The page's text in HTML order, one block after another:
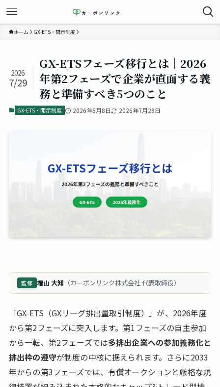
ホーム GX-ETS・開示制度
GX-ETSフェーズ移行とは｜2026
年第2フェーズで企業が直面する義
務と準備すべき5つのこと
2026
7/29
GX-ETS・開示制度 2026年5月8日 2026年7月29日
監修 増山 大知 （カーボンリンク株式会社 代表取締役）
「GX-ETS（GXリーグ排出量取引制度）」が、2026年度
から第2フェーズに突入します。第1フェーズの自主参加
から一転、第2フェーズでは多排出企業への参加義務化と
排出枠の遵守が制度の中核に据えられます。さらに2033
年からの第3フェーズでは、有償オークションと厳格な規